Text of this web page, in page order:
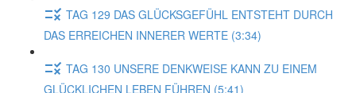
TAG 129 DAS GLÜCKSGEFÜHL ENTSTEHT DURCH
DAS ERREICHEN INNERER WERTE (3:34)
TAG 130 UNSERE DENKWEISE KANN ZU EINEM
GLÜCKLICHEN LEBEN FÜHREN (5:41)